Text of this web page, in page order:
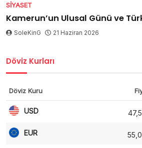
SIYASET
Kamerun’un Ulusal Günü ve
SoleKinG 21 Haziran 2026
Döviz Kurları
Döviz Kuru
USD
EUR